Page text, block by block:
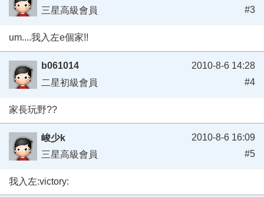
三星高級會員
#3
um....我入左e個家!!
b061014
二星初級會員
2010-8-6 14:28
#4
家長玩野??
峻少k
三星高級會員
2010-8-6 16:09
#5
我入左:victory: